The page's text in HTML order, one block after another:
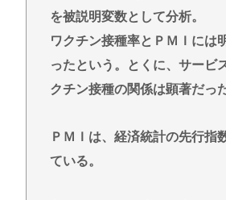
を被説明変数として分析。
ワクチン接種率とＰＭＩには
ったという。とくに、サービ
クチン接種の関係は顕著だった
ＰＭＩは、経済統計の先行指
ている。